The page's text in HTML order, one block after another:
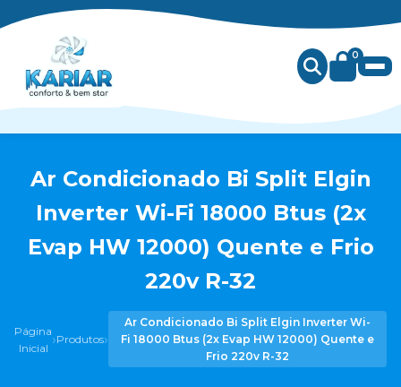
0
Ar Condicionado Bi Split Elgin
Inverter Wi-Fi 18000 Btus (2x
Evap HW 12000) Quente e Frio
220v R-32
Página
Inicial ›Produtos›
Ar Condicionado Bi Split Elgin Inverter Wi-
Fi 18000 Btus (2x Evap HW 12000) Quente e
Frio 220v R-32